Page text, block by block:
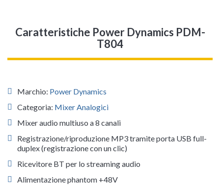
Caratteristiche Power Dynamics PDM-
T804
Marchio: Power Dynamics
Categoria: Mixer Analogici
Mixer audio multiuso a 8 canali
Registrazione/riproduzione MP3 tramite porta USB full-
duplex (registrazione con un clic)
Ricevitore BT per lo streaming audio
Alimentazione phantom +48V